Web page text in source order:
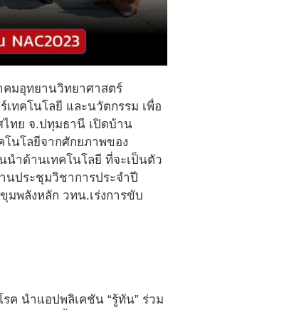
คมอุทยานวิทยาศาสตร์
เทคโนโลยี และนวัตกรรม เพื่อ
ไทย จ.ปทุมธานี เปิดบ้าน
โนโลยีจากศักยภาพของ
ำด้านเทคโนโลยี ที่จะเป็นตัว
นประชุมวิชาการประจำปี
มพลังหลัก วทน.เร่งการขับ
ค นำแอปพลิเคชัน “รู้ทัน” ร่วม